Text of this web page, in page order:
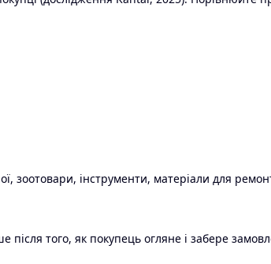
інструменти, матеріали для
того, як покупець огляне і забере